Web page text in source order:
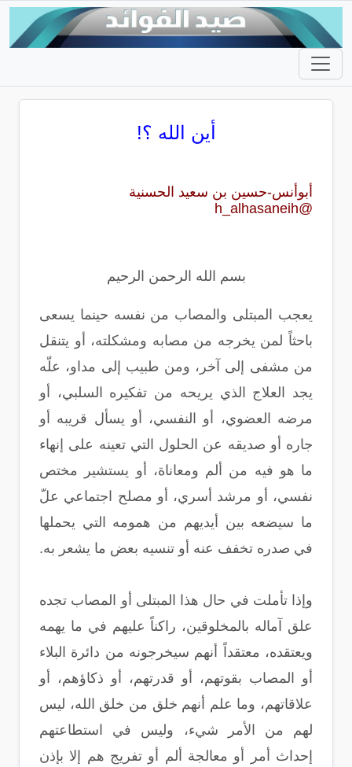
أين الله ؟!
أبوأنس-حسين بن سعيد الحسنية
@h_alhasaneih
بسم الله الرحمن الرحيم
يعجب المبتلى والمصاب من نفسه حينما يسعى
باحثاً لمن يخرجه من مصابه ومشكلته، أو يتنقل
من مشفى إلى آخر، ومن طبيب إلى مداو، علّه
يجد العلاج الذي يريحه من تفكيره السلبي، أو
مرضه العضوي، أو النفسي، أو يسأل قريبه أو
جاره أو صديقه عن الحلول التي تعينه على إنهاء
ما هو فيه من ألم ومعاناة، أو يستشير مختص
نفسي، أو مرشد أسري، أو مصلح اجتماعي علّ
ما سيضعه بين أيديهم من همومه التي يحملها
في صدره تخفف عنه أو تنسيه بعض ما يشعر به.
وإذا تأملت في حال هذا المبتلى أو المصاب تجده
علق آماله بالمخلوقين، راكناً عليهم في ما يهمه
ويعتقده، معتقداً أنهم سيخرجونه من دائرة البلاء
أو المصاب بقوتهم، أو قدرتهم، أو ذكاؤهم، أو
علاقاتهم، وما علم أنهم خلق من خلق الله، ليس
لهم من الأمر شيء، وليس في استطاعتهم
إحداث أمر أو معالجة ألم أو تفريج هم إلا بإذن